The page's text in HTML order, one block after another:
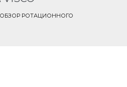
ОБЗОР РОТАЦИОННОГО